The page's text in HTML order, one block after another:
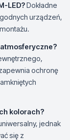
LED?Dokładne
urządzeń,
ochronę
kolorach?
jednak
się z